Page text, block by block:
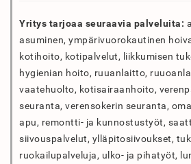
Yritys tarjoaa seuraavia palveluita:
asuminen, ympärivuorokautinen
kotihoito, kotipalvelut, liikkumisen
hygienian hoito, ruuanlaitto,
vaatehuolto, kotisairaanhoito,
seuranta, verensokerin seuranta,
apu, remontti- ja kunnostustyöt,
siivouspalvelut, ylläpitosiivoukset,
ruokailupalveluja, ulko- ja pihatyöt,